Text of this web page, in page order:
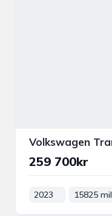
259 700kr
2023 15825 mil